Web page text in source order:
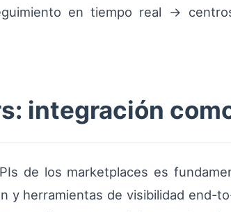
en tiempo real →
integración
de los marketplaces es
y herramientas de visibilidad end-